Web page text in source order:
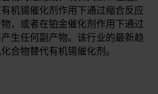
机锡催化剂作用下通过缩合反应
，或者在铂金催化剂作用下通过
生任何副产物。该行业的最新趋
合物替代有机锡催化剂。